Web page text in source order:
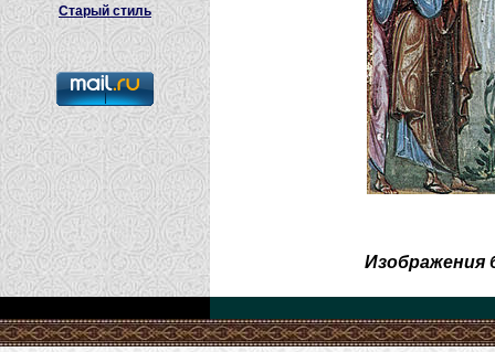
Старый стиль